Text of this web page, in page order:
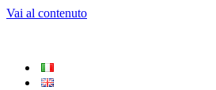
Vai al contenuto